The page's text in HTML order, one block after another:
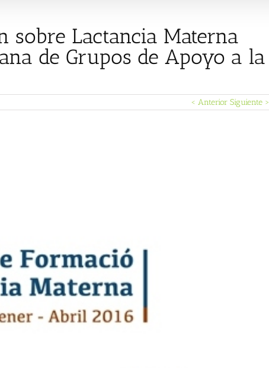
sobre Lactancia Materna
de Grupos de Apoyo a la
< Anterior Siguiente >